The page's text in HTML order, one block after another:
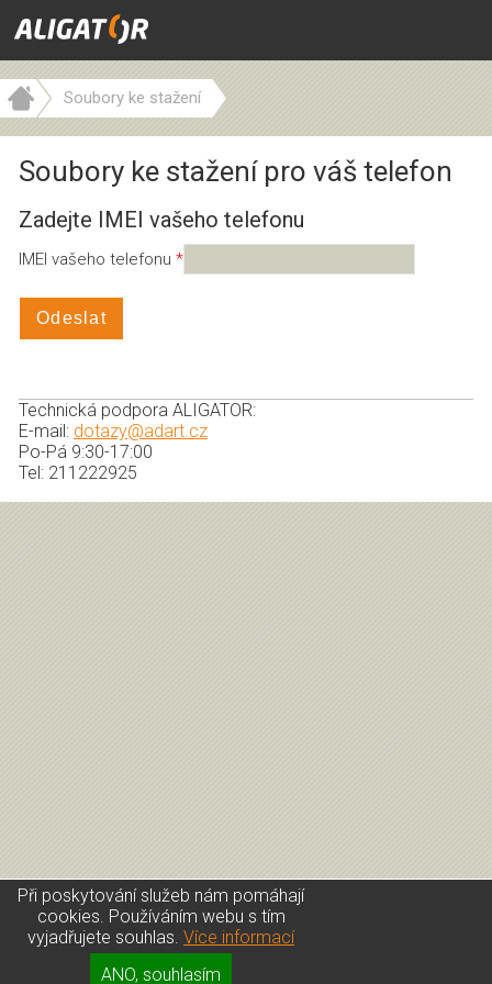
Soubory ke stažení
Soubory ke stažení pro váš telefon
Zadejte IMEI vašeho telefonu
IMEI vašeho telefonu
Odeslat
Technická podpora ALIGATOR:
E-mail: dotazy@adart.cz
Po-Pá 9:30-17:00
Tel: 211222925
Kontakt|Přihlášení|GDPR
Při poskytování služeb nám pomáhají
cookies. Používáním webu s tím
vyjadřujete souhlas. Více informací
ANO, souhlasím